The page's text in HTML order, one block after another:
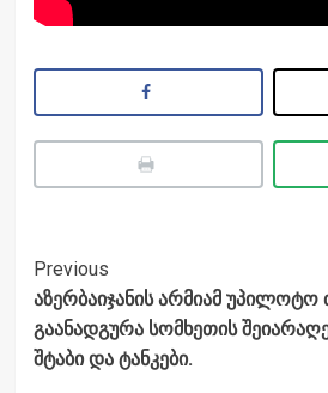
Post
Navigation
Previous
აზერბაიჯანის არმიამ
გაანადგურა სომხეთის
შტაბი და ტანკები.